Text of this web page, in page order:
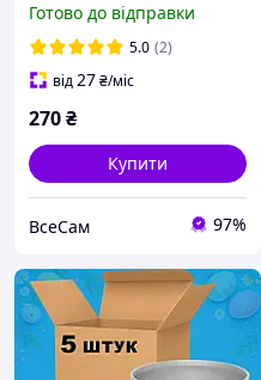
великоднього хліба та
кексів 3.5 л
Готово до відправки
5.0 (2)
від27₴/міс
270₴
Купити
ВсеСам 97%